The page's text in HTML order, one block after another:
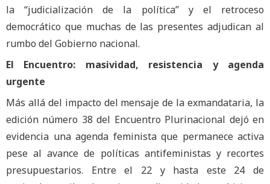
la “judicialización de la política” y el retroceso
democrático que muchas de las presentes adjudican al
rumbo del Gobierno nacional.
El Encuentro: masividad, resistencia y agenda
urgente
Más allá del impacto del mensaje de la exmandataria, la
edición número 38 del Encuentro Plurinacional dejó en
evidencia una agenda feminista que permanece activa
pese al avance de políticas antifeministas y recortes
presupuestarios. Entre el 22 y hasta este 24 de